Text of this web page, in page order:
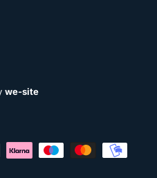
we-site
€0,00